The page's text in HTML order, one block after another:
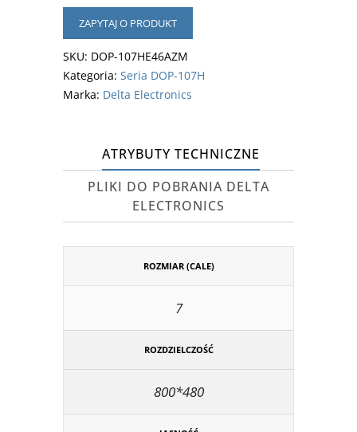
ZAPYTAJ O PRODUKT
SKU: DOP-107HE46AZM
Kategoria: Seria DOP-107H
Marka: Delta Electronics
ATRYBUTY TECHNICZNE
PLIKI DO POBRANIA DELTA
ELECTRONICS
ROZMIAR (CALE)
7
ROZDZIELCZOŚĆ
800*480